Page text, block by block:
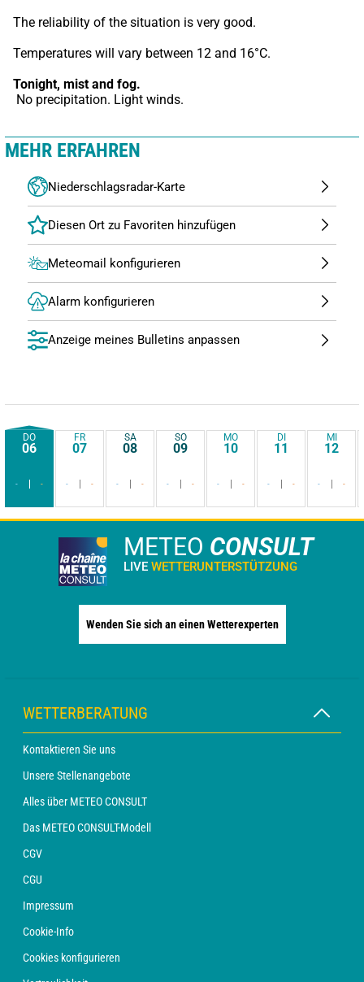
The reliability of the situation is very good.
Temperatures will vary between 12 and 16°C.
Tonight, mist and fog.
No precipitation. Light winds.
MEHR ERFAHREN
Niederschlagsradar-Karte
Meteomail konfigurieren
Alarm konfigurieren
Anzeige meines Bulletins anpassen
DO
06
- -
FR
07
- -
SA
08
- -
SO
09
- -
MO
10
- -
DI
11
- -
MI
12
- -
METEO CONSULT
LIVE WETTERUNTERSTÜTZUNG
Wenden Sie sich an einen Wetterexperten
WETTERBERATUNG
Kontaktieren Sie uns
Unsere Stellenangebote
Alles über METEO CONSULT
Das METEO CONSULT-Modell
CGV
CGU
Impressum
Cookie-Info
Cookies konfigurieren